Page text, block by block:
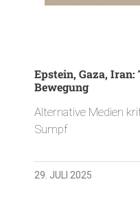
Epstein, Gaza,
Bewegung
Alternative Medien
Sumpf
29. JULI 2025